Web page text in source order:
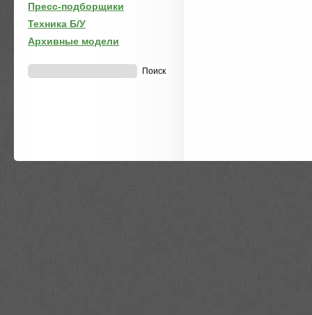
Пресс-подборщики
Техника Б/У
Архивные модели